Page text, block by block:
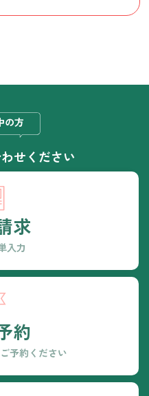
の方
せください
求
入力
約
ご予約ください